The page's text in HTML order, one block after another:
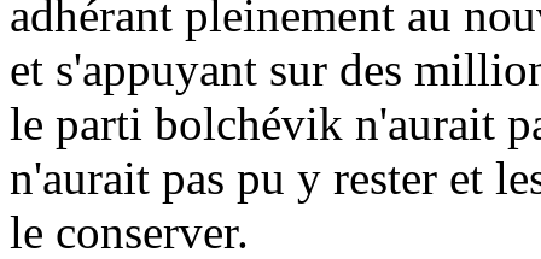
adhérant pleinement au
et s'appuyant sur des
le parti bolchévik n'aurait
n'aurait pas pu y rester et
le conserver.